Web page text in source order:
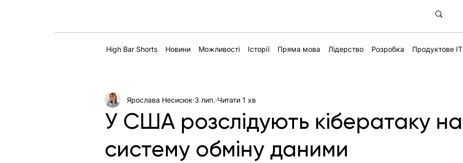
High Bar Shorts Новини Можливості Історії Пряма мова Лідерство Розробка Продуктове IT
У США розслідують кібератаку на
систему обміну даними
Ярослава Несисюк 3 лип. Читати 1 хв